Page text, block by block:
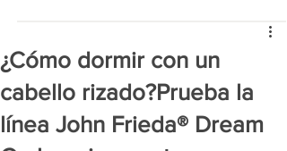
¿Cómo dormir con un
cabello rizado?Prueba la
línea John Frieda® Dream